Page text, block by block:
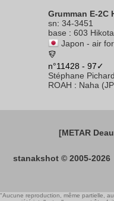
Grumman E-2C
sn: 34-3451
base : 603
Japon - air
n°11428 - 97✓
Stéphane Pichard
ROAH : Naha
[METAR
stanakshot © 2005-2026
"Aucune reproduction, même partielle,